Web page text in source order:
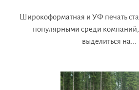
Широкоформатная и УФ печать
популярными среди
выделиться на...